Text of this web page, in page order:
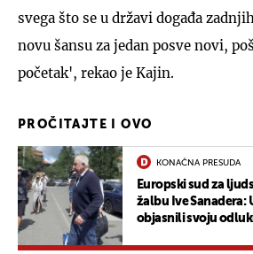
svega što se u državi događa
novu šansu za jedan posve novi,
početak', rekao je Kajin.
PROČITAJTE I OVO
KONAČNA PRESUDA
Europski sud za
žalbu Ive Sanadera:
objasnili svoju